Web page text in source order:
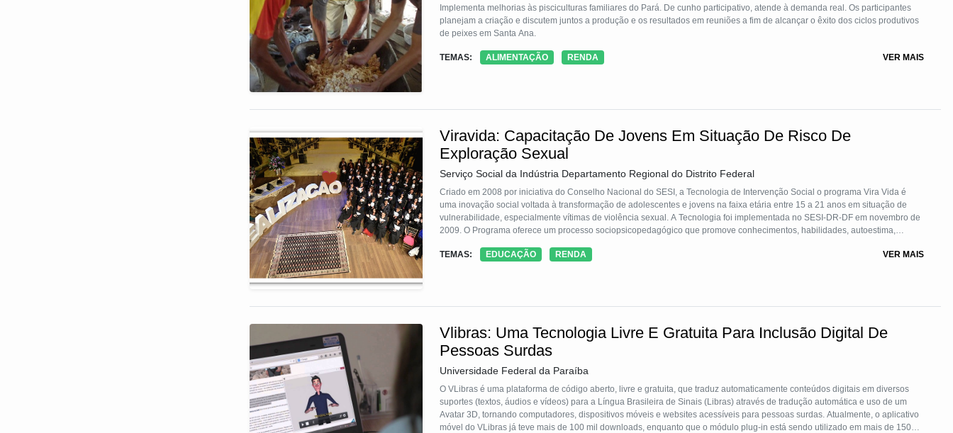
Implementa melhorias às pisciculturas familiares do Pará. De cunho participativo, atende à demanda real. Os participantes
planejam a criação e discutem juntos a produção e os resultados em reuniões a fim de alcançar o êxito dos ciclos produtivos
de peixes em Santa Ana.
TEMAS: ALIMENTAÇÃO RENDA VER MAIS
Viravida: Capacitação De Jovens Em Situação De Risco De
Exploração Sexual
Serviço Social da Indústria Departamento Regional do Distrito Federal
Criado em 2008 por iniciativa do Conselho Nacional do SESI, a Tecnologia de Intervenção Social o programa Vira Vida é
uma inovação social voltada à transformação de adolescentes e jovens na faixa etária entre 15 a 21 anos em situação de
vulnerabilidade, especialmente vítimas de violência sexual. A Tecnologia foi implementada no SESI-DR-DF em novembro de
2009. O Programa oferece um processo sociopsicopedagógico que promove conhecimentos, habilidades, autoestima,
a comunidade, buscando a inclusão social por meio da educação básica e continuada, além de capacitação profissional e
com etapas organizadas por eixos metodológicos: Educação, Psicossocial, Qualidade de Vida e Empregabilidade. A parceria
para ampliar seus resultados. O programa prioriza o acolhimento, atuando na construção de uma intervenção integrada e
colaborativa. O Vira Vida busca, assim, promover a inclusão social, o desenvolvimento humano e a cidadania, contribuindo
para a redução da desigualdade e o fortalecimento da rede de proteção a jovens e adolescentes vulneráveis.
TEMAS: EDUCAÇÃO RENDA VER MAIS
Vlibras: Uma Tecnologia Livre E Gratuita Para Inclusão Digital De
Pessoas Surdas
Universidade Federal da Paraíba
O VLibras é uma plataforma de código aberto, livre e gratuita, que traduz automaticamente conteúdos digitais em diversos
suportes (textos, áudios e vídeos) para a Língua Brasileira de Sinais (Libras) através de tradução automática e uso de um
Avatar 3D, tornando computadores, dispositivos móveis e websites acessíveis para pessoas surdas. Atualmente, o aplicativo
móvel do VLibras já teve mais de 100 mil downloads, enquanto que o módulo plug-in está sendo utilizado em mais de 1500